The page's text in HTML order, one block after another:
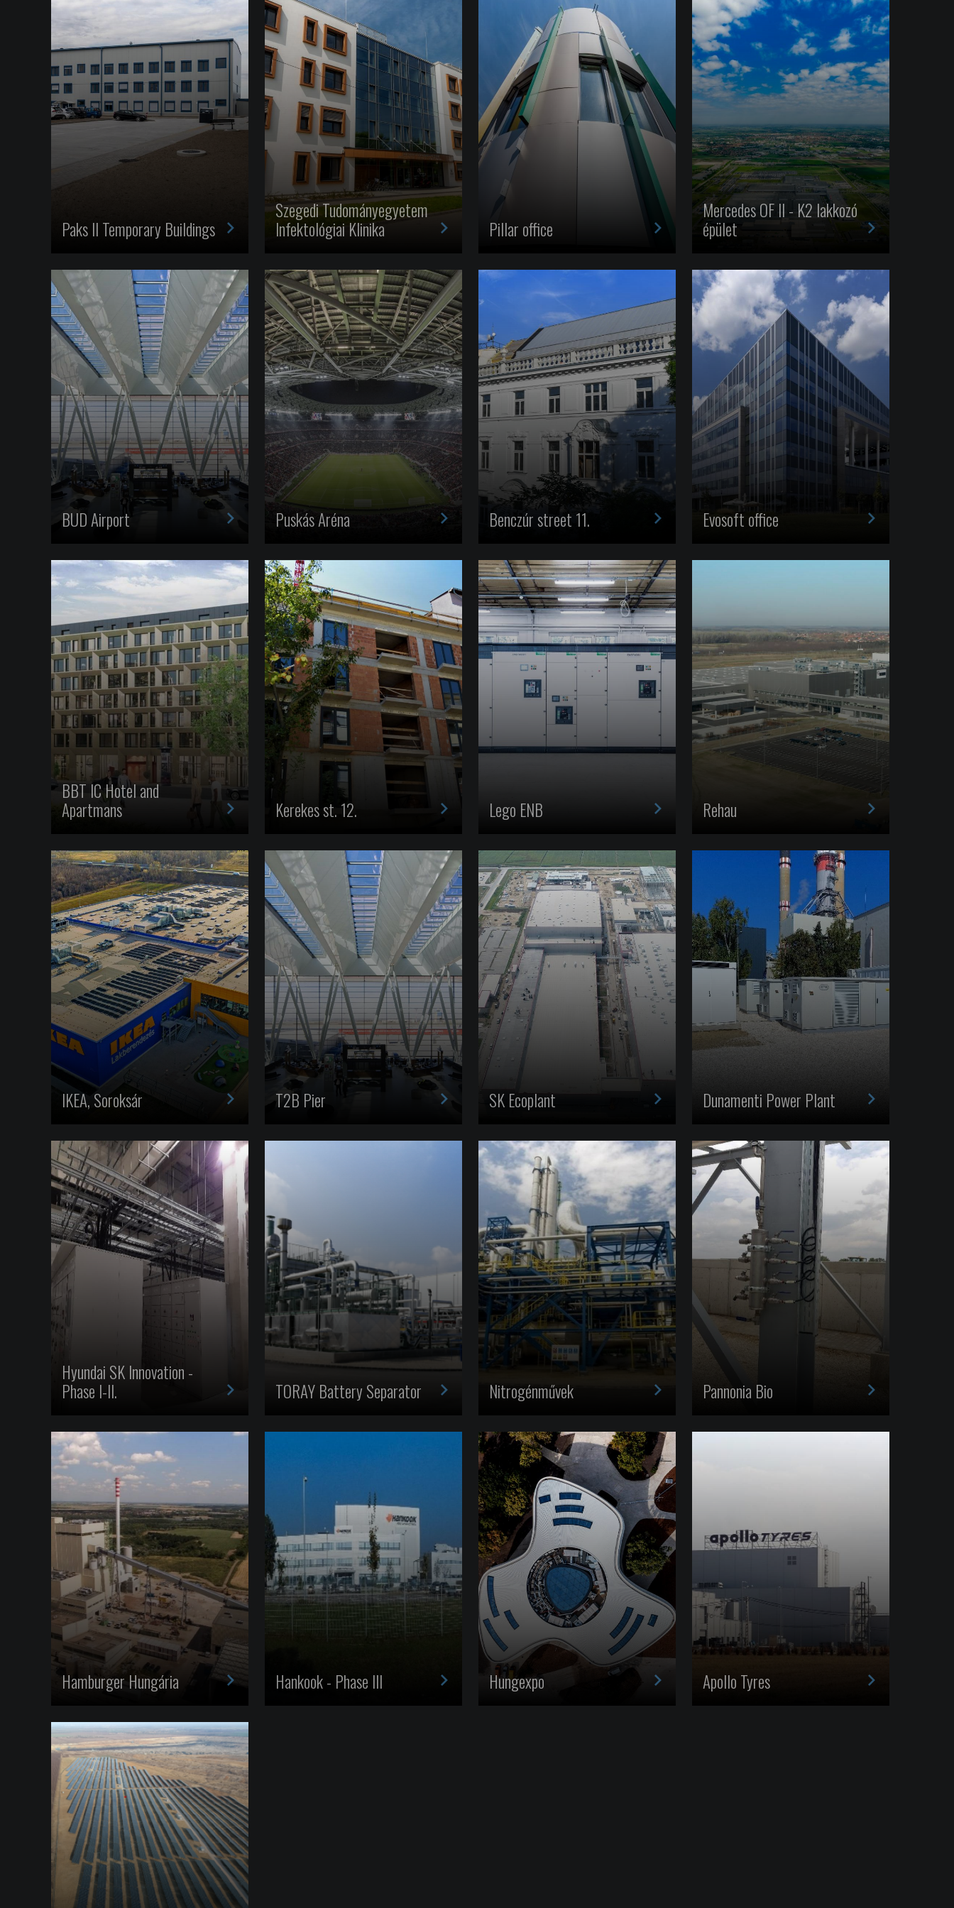
Paks II Temporary Buildings > Szegedi Tudományegyetem
Infektológiai Klinika > Pillar office > Mercedes OF II - K2 lakkozó
épület >
BUD Airport > Puskás Aréna > Benczúr street 11. > Evosoft office >
BBT IC Hotel and
Apartmans > Kerekes st. 12. > Lego ENB > Rehau >
IKEA, Soroksár > T2B Pier > SK Ecoplant > Dunamenti Power Plant >
Hyundai SK Innovation -
Phase I-II. > TORAY Battery Separator > Nitrogénművek > Pannonia Bio >
Hamburger Hungária > Hankook - Phase III > Hungexpo > Apollo Tyres >